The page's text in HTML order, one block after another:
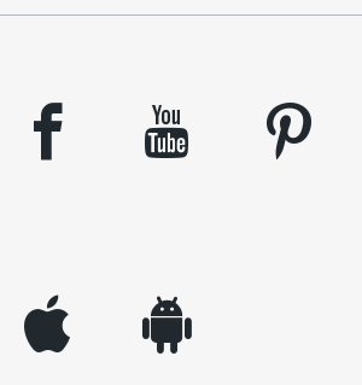
facebook youtube pinterest
appleinc android